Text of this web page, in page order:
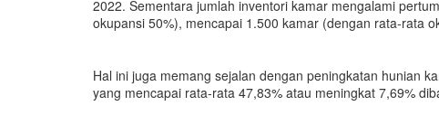
2022. Sementara jumlah inventori kamar mengalami
okupansi 50%), mencapai 1.500 kamar (dengan rata-rata
Hal ini juga memang sejalan dengan peningkatan hunian
yang mencapai rata-rata 47,83% atau meningkat 7,69%